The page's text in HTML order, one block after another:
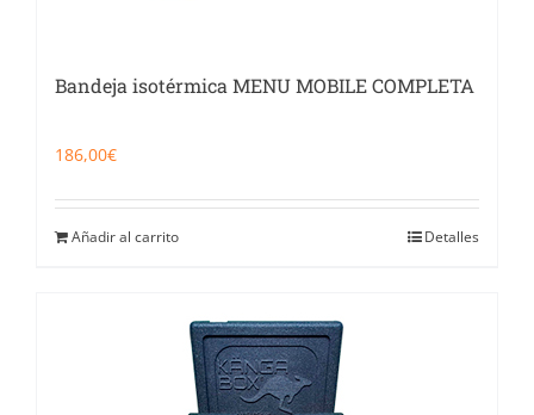
Bandeja isotérmica MENU MOBILE COMPLETA
186,00€
Añadir al carrito Detalles